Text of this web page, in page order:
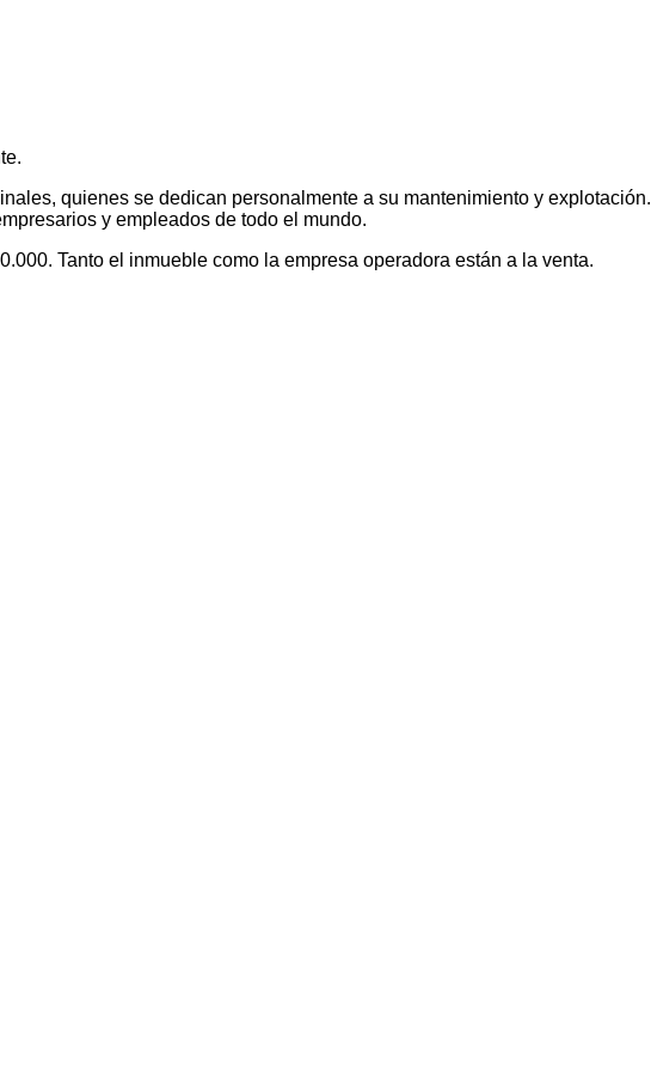
quienes se dedican personalmente a su mantenimiento y explotación.
y empleados de todo el mundo.
Tanto el inmueble como la empresa operadora están a la venta.